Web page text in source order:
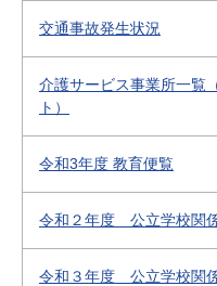
交通事故発生状況
介護サービス事業所一覧
ト）
令和3年度 教育便覧
令和２年度 公立学校関
令和３年度 公立学校関